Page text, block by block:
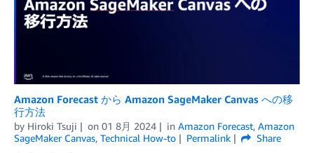
Amazon Forecast から Amazon SageMaker Canvas への移
行方法
by Hiroki Tsuji on 01 8月 2024 in Amazon Forecast, Amazon
SageMaker Canvas, Technical How-to Permalink
Share